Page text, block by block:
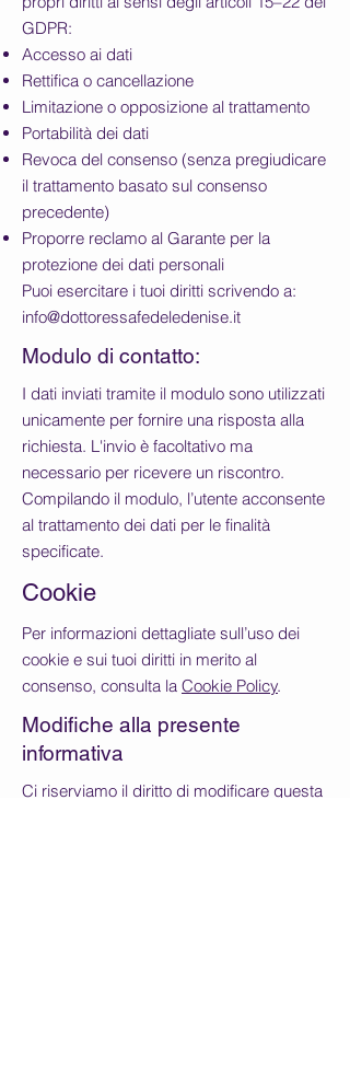
GDPR:
Accesso ai dati
Rettifica o cancellazione
Limitazione o opposizione al trattamento
Portabilità dei dati
Revoca del consenso (senza pregiudicare
il trattamento basato sul consenso
precedente)
Proporre reclamo al Garante per la
protezione dei dati personali
Puoi esercitare i tuoi diritti scrivendo a:
info@dottoressafedeledenise.it
Modulo di contatto:
I dati inviati tramite il modulo sono utilizzati
unicamente per fornire una risposta alla
richiesta. L'invio è facoltativo ma
necessario per ricevere un riscontro.
Compilando il modulo, l’utente acconsente
al trattamento dei dati per le finalità
specificate.
Cookie
Per informazioni dettagliate sull’uso dei
cookie e sui tuoi diritti in merito al
consenso, consulta la Cookie Policy.
Modifiche alla presente
informativa
Ci riserviamo il diritto di modificare questa